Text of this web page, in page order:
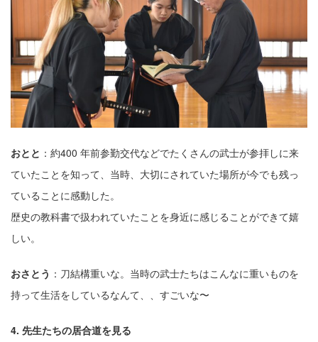
おとと ：約400 年前参勤交代などでたくさんの武⼠が参拝しに来
ていたことを知って、当時、⼤切にされていた場所が今でも残っ
ていることに感動した。
歴史の教科書で扱われていたことを⾝近に感じることができて嬉
しい。
おさとう ：⼑結構重いな。当時の武⼠たちはこんなに重いものを
持って⽣活をしているなんて、、すごいな〜
4. 先⽣たちの居合道を⾒る